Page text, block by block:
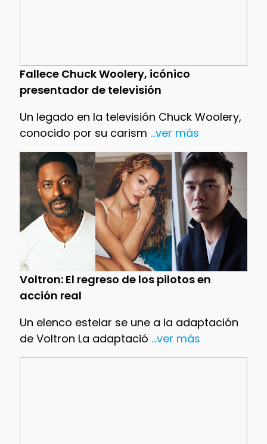
Fallece Chuck Woolery, icónico
presentador de televisión
Un legado en la televisión Chuck Woolery,
conocido por su carism ...ver más
Voltron: El regreso de los pilotos en
acción real
Un elenco estelar se une a la adaptación
de Voltron La adaptació ...ver más